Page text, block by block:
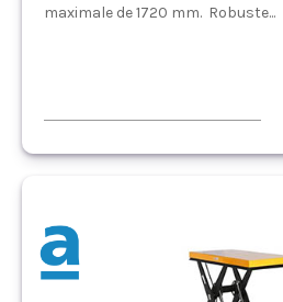
maximale de 1720 mm. Robuste...